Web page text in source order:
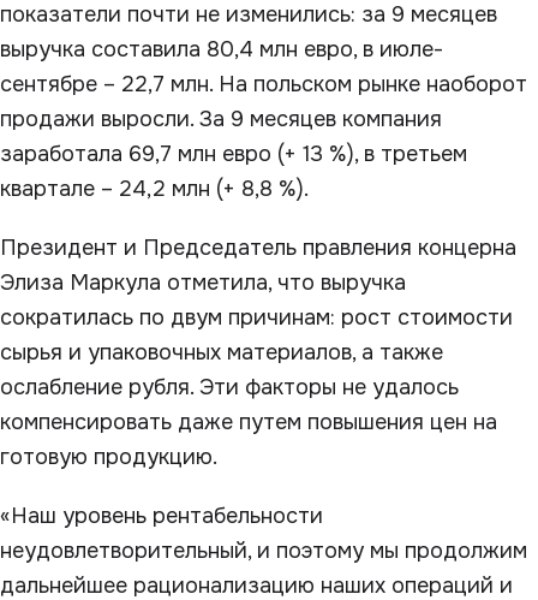
показатели почти не изменились: за 9 месяцев
выручка составила 80,4 млн евро, в июле-
сентябре – 22,7 млн. На польском рынке наоборот
продажи выросли. За 9 месяцев компания
заработала 69,7 млн евро (+ 13 %), в третьем
квартале – 24,2 млн (+ 8,8 %).
Президент и Председатель правления концерна
Элиза Маркула отметила, что выручка
сократилась по двум причинам: рост стоимости
сырья и упаковочных материалов, а также
ослабление рубля. Эти факторы не удалось
компенсировать даже путем повышения цен на
готовую продукцию.
«Наш уровень рентабельности
неудовлетворительный, и поэтому мы продолжим
дальнейшее рационализацию наших операций и